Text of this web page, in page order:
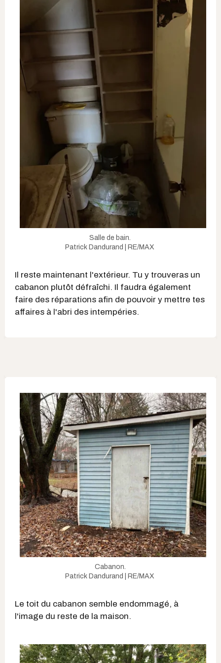
Salle de bain.
Patrick Dandurand | RE/MAX
Il reste maintenant l'extérieur. Tu y trouveras un
cabanon plutôt défraîchi. Il faudra également
faire des réparations afin de pouvoir y mettre tes
affaires à l'abri des intempéries.
Cabanon.
Patrick Dandurand | RE/MAX
Le toit du cabanon semble endommagé, à
l'image du reste de la maison.